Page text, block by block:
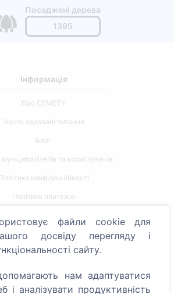
Посаджені дерева
1395
Інформація
Про CEMETY
Часто задавані питання
Блог
та користувачів
Політика конфіденційності
Політика платежів
Пошук
Пошук кладовищ
файли cookie для
досвіду перегляду і
сайту.
нам адаптуватися
аналізувати продуктивність